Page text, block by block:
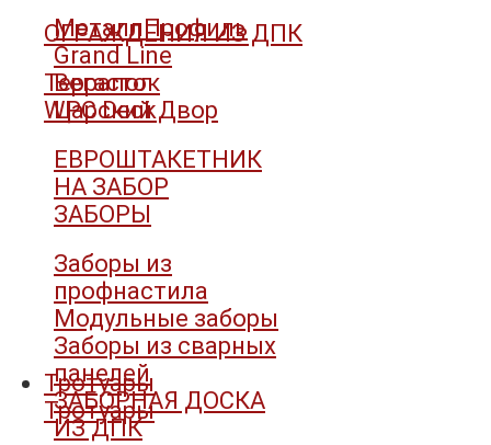
МеталлПрофиль
Grand Line
Вегасток
Царский Двор
ЕВРОШТАКЕТНИК
НА ЗАБОР
ЗАБОРЫ
Заборы из
профнастила
Модульные заборы
Заборы из сварных
панелей
ЗАБОРНАЯ ДОСКА
ИЗ ДПК
ОГРАЖДЕНИЯ ИЗ ДПК
Террапол
WPC Deck
Тротуары
Тротуары